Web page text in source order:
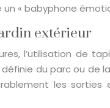
« babyphone
extérieur
l’utilisation de
du parc ou
les sorties